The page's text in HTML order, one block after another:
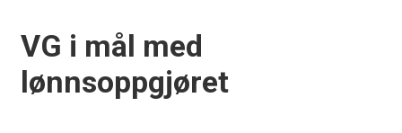
VG i mål med
lønnsoppgjøret